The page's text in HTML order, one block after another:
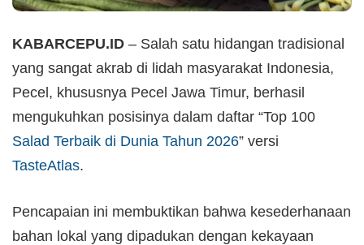
KABARCEPU.ID – Salah satu hidangan tradisional
yang sangat akrab di lidah masyarakat Indonesia,
Pecel, khususnya Pecel Jawa Timur, berhasil
mengukuhkan posisinya dalam daftar “Top 100
Salad Terbaik di Dunia Tahun 2026” versi
TasteAtlas.
Pencapaian ini membuktikan bahwa kesederhanaan
bahan lokal yang dipadukan dengan kekayaan